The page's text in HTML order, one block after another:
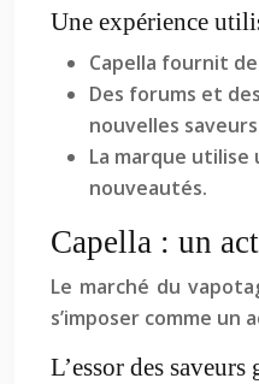
Une expérience
Capella fournit
Des forums et
nouvelles
La marque
nouveautés.
Capella : un
Le marché du
s’imposer comme un
L’essor des